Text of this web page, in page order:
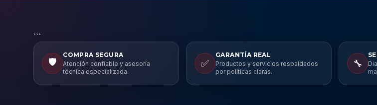
```
🛡️
COMPRA SEGURA
Atención confiable y asesoría
técnica especializada.
✅
GARANTÍA REAL
Productos y servicios respaldados
por políticas claras.
🔧